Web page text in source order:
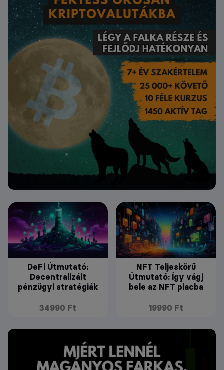
DeFi Útmutató:
Decentralizált
pénzügyi stratégiák
34990 Ft
NFT Teljeskörű
Útmutató: Így vágj
bele az NFT piacba
19990 Ft